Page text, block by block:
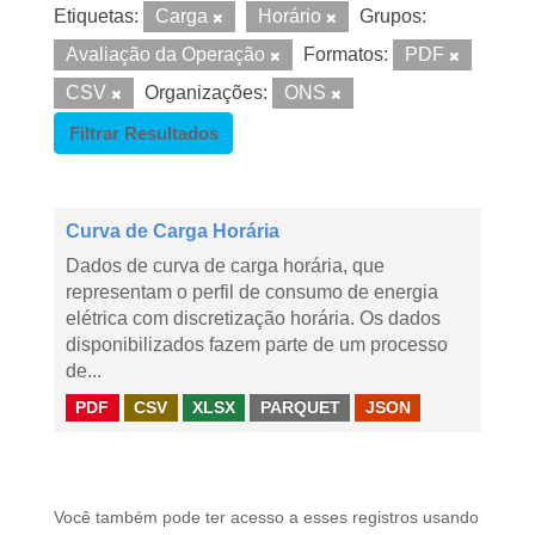
Etiquetas: Carga Horário
Grupos:
Avaliação da Operação
Formatos:
PDF
CSV
Organizações:
ONS
Filtrar Resultados
Curva de Carga Horária
Dados de curva de carga horária, que
representam o perfil de consumo de energia
elétrica com discretização horária. Os dados
disponibilizados fazem parte de um processo
de...
PDF CSV XLSX PARQUET JSON
Você também pode ter acesso a esses registros usando